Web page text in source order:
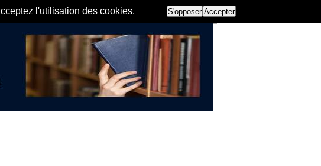
l'utilisation des cookies. S'opposer Accepter